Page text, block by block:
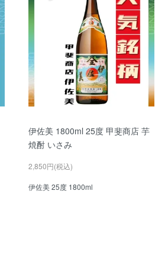
伊佐美 1800ml 25度 甲斐商店 芋
焼酎 いさみ
2,850円(税込)
伊佐美 25度 1800ml